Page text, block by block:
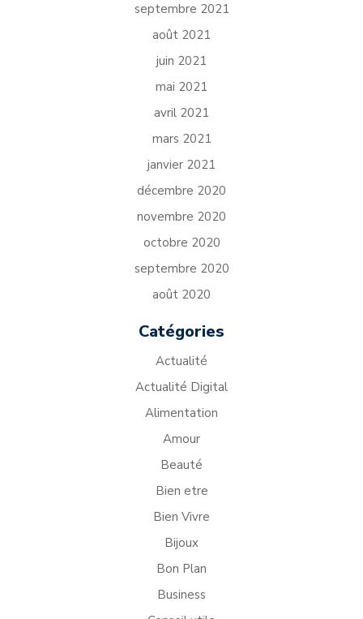
septembre 2021
août 2021
juin 2021
mai 2021
avril 2021
mars 2021
janvier 2021
décembre 2020
novembre 2020
octobre 2020
septembre 2020
août 2020
Catégories
Actualité
Actualité Digital
Alimentation
Amour
Beauté
Bien etre
Bien Vivre
Bijoux
Bon Plan
Business